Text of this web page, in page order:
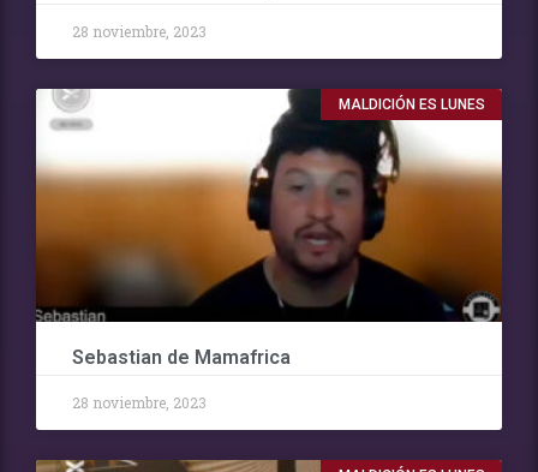
28 noviembre, 2023
MALDICIÓN ES LUNES
Sebastian de Mamafrica
28 noviembre, 2023